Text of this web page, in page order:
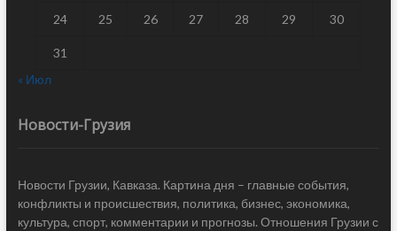
24 25 26 27 28 29 30
31
« Июл
Новости-Грузия
Новости Грузии, Кавказа. Картина дня – главные события,
конфликты и происшествия, политика, бизнес, экономика,
культура, спорт, комментарии и прогнозы. Отношения Грузии с